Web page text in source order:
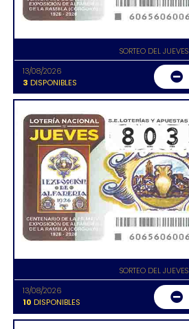
SORTEO DEL JUEVES
13/08/2026
3 DISPONIBLES
SORTEO DEL JUEVES
13/08/2026
10 DISPONIBLES